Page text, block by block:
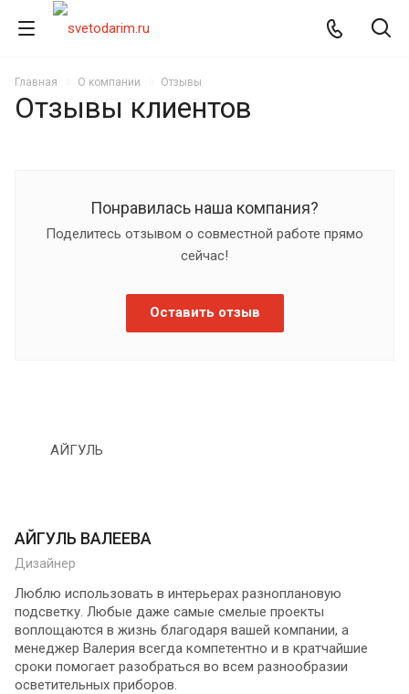
Главная О компании Отзывы
Отзывы клиентов
Понравилась наша компания?
Поделитесь отзывом о совместной работе прямо
сейчас!
Оставить отзыв
АЙГУЛЬ ВАЛЕЕВА
Дизайнер
Люблю использовать в интерьерах разноплановую
подсветку. Любые даже самые смелые проекты
воплощаются в жизнь благодаря вашей компании, а
менеджер Валерия всегда компетентно и в кратчайшие
сроки помогает разобраться во всем разнообразии
осветительных приборов.